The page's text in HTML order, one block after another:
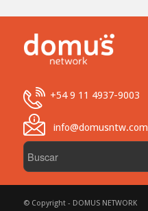
+54 9 11 4937-9003
info@domusntw.com
© Copyright - DOMUS NETWORK